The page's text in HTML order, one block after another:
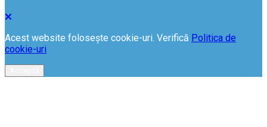
Acest website folosește cookie-uri. Verifică Politica de
cookie-uri